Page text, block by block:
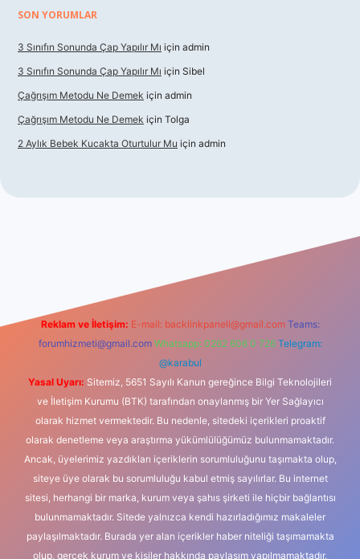
SON YORUMLAR
3 Sınıfın Sonunda Çap Yapılır Mı için admin
3 Sınıfın Sonunda Çap Yapılır Mı için Sibel
Çağrışım Metodu Ne Demek için admin
Çağrışım Metodu Ne Demek için Tolga
2 Aylık Bebek Kucakta Oturtulur Mu için admin
Reklam ve İletişim: E-mail: backlinkpaneli@gmail.com Teams:
forumhizmeti@gmail.com Whatsapp: 0262 606 0 726 Telegram:
@karabul
Yasal Uyarı: Sitemiz, 5651 Sayılı Kanun gereğince Bilgi Teknolojileri
ve İletişim Kurumu (BTK) tarafından onaylanmış bir Yer Sağlayıcı
olarak hizmet vermektedir. Bu nedenle, sitedeki içerikleri proaktif
olarak denetleme veya araştırma yükümlülüğümüz bulunmamaktadır.
Ancak, üyelerimiz yazdıkları içeriklerin sorumluluğunu taşımakta olup,
siteye üye olarak bu sorumluluğu kabul etmiş sayılırlar. Bu internet
sitesi, herhangi bir marka, kurum veya şahıs şirketi ile hiçbir bağlantısı
bulunmamaktadır. Sitede yalnızca kendi hazırladığımız makaleler
paylaşılmaktadır. Burada yer alan içerikler haber niteliği taşımamakta
olup, gerçek kurum ve kişiler hakkında paylaşım yapılmamaktadır.